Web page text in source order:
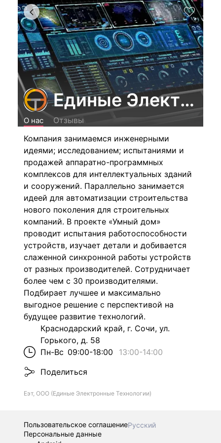
Единые
О нас
Отзывы
Компания занимаемся инженерными
идеями; исследованием; испытаниями и
продажей аппаратно-программных
комплексов для интеллектуальных зданий
и сооружений. Параллельно занимается
идеей для автоматизации строительства
нового поколения для строительных
компаний. В проекте «Умный дом»
проводит испытания работоспособности
устройств, изучает детали и добивается
слаженной синхронной работы устройств
от разных производителей. Сотрудничает
более чем с 30 производителями.
Подбирает лучшее и максимально
выгодное решение с перспективой на
будущее развитие технологий.
Краснодарский край, г. Сочи, ул.
Горького, д. 58
Пн-Вс 09:00-18:00 13:00-14:00
Поделиться
Еэт, ООО (Единые Электронные Технологии)
Пользовательское соглашениеРусский
Персональные данные